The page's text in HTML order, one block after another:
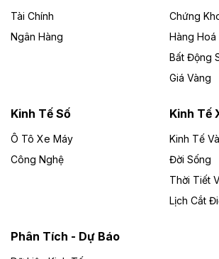
Bốn doanh nghiệp có sự góp vốn của
phần Tập đoàn Đức Long Gia Lai (HoSE:
Gia Lai với tổng vốn hơn 4.750 tỷ đồng.
Đồng Nai cho thuê gần 59 ha đất
công nghiệp ở Long Thành
UBND TP Đồng Nai cho Công ty Amata
đất để đầu tư khu công nghiệp công
Đề xuất hỗ trợ 20.000 tỷ đồng
Tài Chính
Ngân Hàng
Chứng
Hàng Hoá
Bất Động
Giá Vàng
Kinh Tế Số
Ô Tô Xe Máy
Công Nghệ
Kinh Tế
Kinh Tế
Đời Sống
Thời Tiết
Lịch Cắt
Phân Tích - Dự Báo